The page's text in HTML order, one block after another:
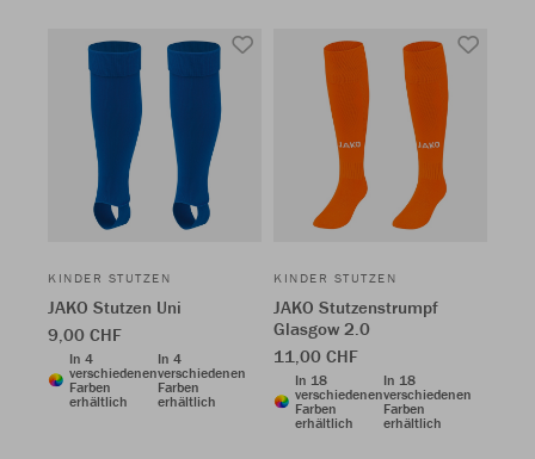
KINDER STUTZEN
JAKO Stutzen Uni
9,00 CHF
In 4
verschiedenen
Farben
erhältlich
In 4
verschiedenen
Farben
erhältlich
KINDER STUTZEN
JAKO Stutzenstrumpf
Glasgow 2.0
11,00 CHF
In 18
verschiedenen
Farben
erhältlich
In 18
verschiedenen
Farben
erhältlich